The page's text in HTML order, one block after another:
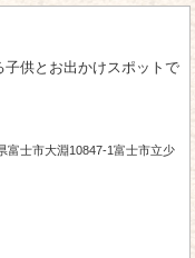
子供とお出かけスポットで
富士市大淵10847-1富士市立少